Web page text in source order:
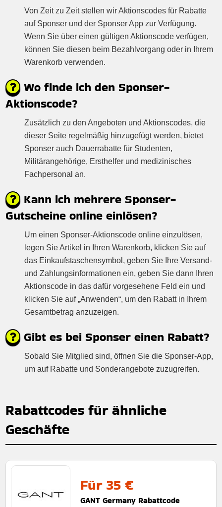
Von Zeit zu Zeit stellen wir Aktionscodes für Rabatte
auf Sponser und der Sponser App zur Verfügung.
Wenn Sie über einen gültigen Aktionscode verfügen,
können Sie diesen beim Bezahlvorgang oder in Ihrem
Warenkorb verwenden.
Wo finde ich den Sponser-
Aktionscode?
Zusätzlich zu den Angeboten und Aktionscodes, die
dieser Seite regelmäßig hinzugefügt werden, bietet
Sponser auch Dauerrabatte für Studenten,
Militärangehörige, Ersthelfer und medizinisches
Fachpersonal an.
Kann ich mehrere Sponser-
Gutscheine online einlösen?
Um einen Sponser-Aktionscode online einzulösen,
legen Sie Artikel in Ihren Warenkorb, klicken Sie auf
das Einkaufstaschensymbol, geben Sie Ihre Versand-
und Zahlungsinformationen ein, geben Sie dann Ihren
Aktionscode in das dafür vorgesehene Feld ein und
klicken Sie auf „Anwenden“, um den Rabatt in Ihrem
Gesamtbetrag anzuzeigen.
Gibt es bei Sponser einen Rabatt?
Sobald Sie Mitglied sind, öffnen Sie die Sponser-App,
um auf Rabatte und Sonderangebote zuzugreifen.
Rabattcodes für ähnliche
Geschäfte
Für 35 €
GANT Germany Rabattcode